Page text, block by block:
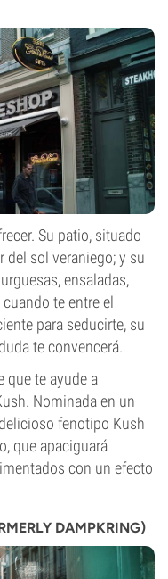
Su patio, situado
del sol veraniego; y su
ensaladas,
te entre el
para seducirte, su
te convencerá.
que te ayude a
Nominada en un
fenotipo Kush
que apaciguará
con un efecto
DAMPKRING)